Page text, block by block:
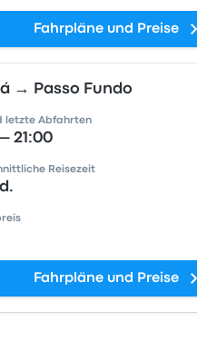
Fahrpläne und Preise
→ Passo Fundo
letzte Abfahrten
21:00
Reisezeit
Fahrpläne und Preise